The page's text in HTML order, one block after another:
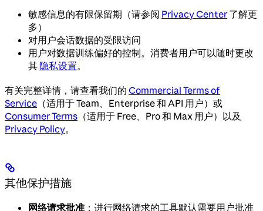
敏感信息的有限保留期（请参阅 Privacy Center 了解更
多）
对用户会话数据的受限访问
用户对数据训练偏好的控制。消费者用户可以随时更改
其隐私设置。
有关完整详情，请查看我们的 Commercial Terms of
Service （适用于 Team、Enterprise 和 API 用户）或
Consumer Terms （适用于 Free、Pro 和 Max 用户）以及
Privacy Policy。
其他保护措施
网络请求批准 ：进行网络请求的工具默认需要用户批准